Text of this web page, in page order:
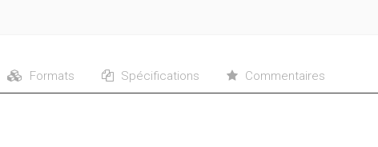
Formats Spécifications Commentaires